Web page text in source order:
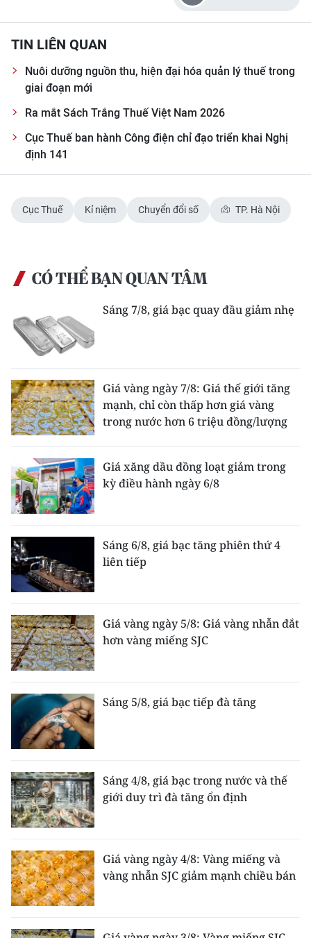
TIN LIÊN QUAN
Nuôi dưỡng nguồn thu, hiện đại hóa quản lý thuế trong
giai đoạn mới
Ra mắt Sách Trắng Thuế Việt Nam 2026
Cục Thuế ban hành Công điện chỉ đạo triển khai Nghị
định 141
Cục Thuế Kỉ niệm Chuyển đổi số TP. Hà Nội
CÓ THỂ BẠN QUAN TÂM
Sáng 7/8, giá bạc quay đầu giảm nhẹ
Giá vàng ngày 7/8: Giá thế giới tăng
mạnh, chỉ còn thấp hơn giá vàng
trong nước hơn 6 triệu đồng/lượng
Giá xăng dầu đồng loạt giảm trong
kỳ điều hành ngày 6/8
Sáng 6/8, giá bạc tăng phiên thứ 4
liên tiếp
Giá vàng ngày 5/8: Giá vàng nhẫn đắt
hơn vàng miếng SJC
Sáng 5/8, giá bạc tiếp đà tăng
Sáng 4/8, giá bạc trong nước và thế
giới duy trì đà tăng ổn định
Giá vàng ngày 4/8: Vàng miếng và
vàng nhẫn SJC giảm mạnh chiều bán